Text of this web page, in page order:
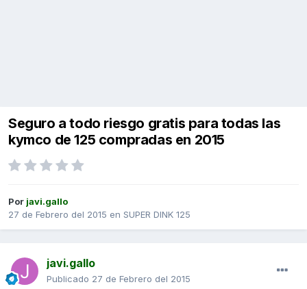
Seguro a todo riesgo gratis para todas las
kymco de 125 compradas en 2015
Por javi.gallo
27 de Febrero del 2015 en SUPER DINK 125
javi.gallo
Publicado 27 de Febrero del 2015